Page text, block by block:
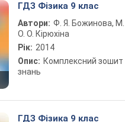
ГДЗ Фізика 9 клас
Автори: Ф. Я. Божинова, М.
О. О. Кірюхіна
Рік: 2014
Опис: Комплексний
знань
ГДЗ Фізика 9 клас